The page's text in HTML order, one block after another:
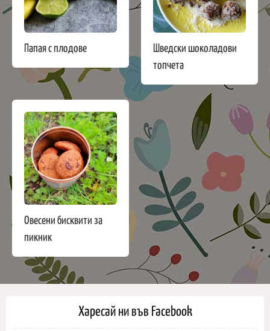
Папая с плодове
Шведски шоколадови
топчета
Овесени бисквити за
пикник
Харесай ни във Facebook